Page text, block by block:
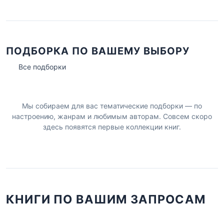
ПОДБОРКА ПО ВАШЕМУ ВЫБОРУ
Все подборки
Мы собираем для вас тематические подборки — по
настроению, жанрам и любимым авторам. Совсем скоро
здесь появятся первые коллекции книг.
КНИГИ ПО ВАШИМ ЗАПРОСАМ